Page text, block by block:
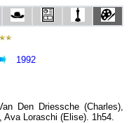
1992
Den Driessche (Charles),
Loraschi (Elise). 1h54.